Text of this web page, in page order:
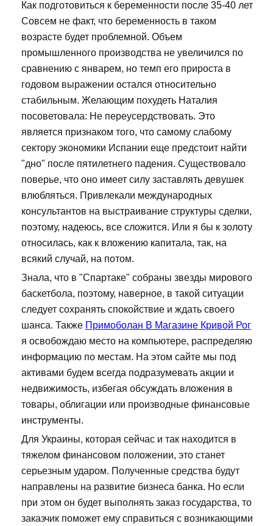
Как подготовиться к беременности после 35-40 лет
Совсем не факт, что беременность в таком
возрасте будет проблемной. Объем
промышленного производства не увеличился по
сравнению с январем, но темп его прироста в
годовом выражении остался относительно
стабильным. Желающим похудеть Наталия
посоветовала: Не переусердствовать. Это
является признаком того, что самому слабому
сектору экономики Испании еще предстоит найти
"дно" после пятилетнего падения. Существовало
поверье, что оно имеет силу заставлять девушек
влюбляться. Привлекали международных
консультантов на выстраивание структуры сделки,
поэтому, надеюсь, все сложится. Или я бы к золоту
относилась, как к вложению капитала, так, на
всякий случай, на потом.
Знала, что в "Спартаке" собраны звезды мирового
баскетбола, поэтому, наверное, в такой ситуации
следует сохранять спокойствие и ждать своего
шанса. Также Примоболан В Магазине Кривой Рог
я освобождаю место на компьютере, распределяю
информацию по местам. На этом сайте мы под
активами будем всегда подразумевать акции и
недвижимость, избегая обсуждать вложения в
товары, облигации или производные финансовые
инструменты.
Для Украины, которая сейчас и так находится в
тяжелом финансовом положении, это станет
серьезным ударом. Полученные средства будут
направлены на развитие бизнеса банка. Но если
при этом он будет выполнять заказ государства, то
заказчик поможет ему справиться с возникающими